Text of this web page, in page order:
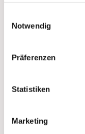
Notwendig
Präferenzen
Statistiken
Marketing